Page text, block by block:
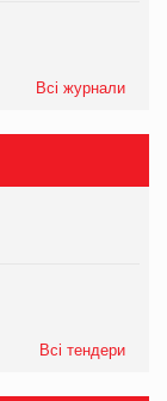
Всі журнали
Всі тендери